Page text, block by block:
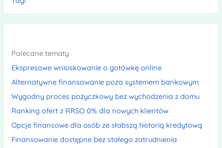
Polecane tematy
Ekspresowe wnioskowanie o gotówkę online
Alternatywne finansowanie poza systemem bankowym
Wygodny proces pożyczkowy bez wychodzenia z domu
Ranking ofert z RRSO 0% dla nowych klientów
Opcje finansowe dla osób ze słabszą historią kredytową
Finansowanie dostępne bez stałego zatrudnienia